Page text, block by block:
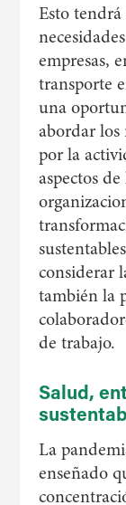
Esto
empresas,
transporte
una
abordar los
por la
aspectos
considerar
también la
de trabajo.
Salud,
La
enseñado